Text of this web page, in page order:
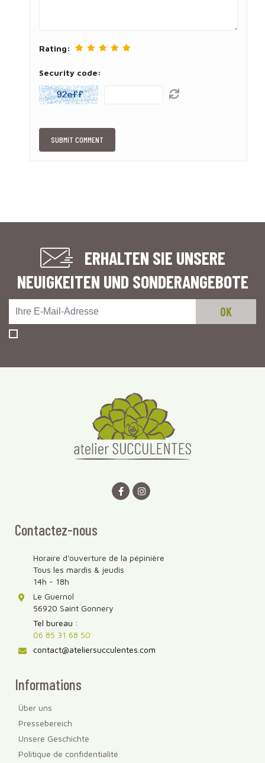
Rating:
Security code:
ERHALTEN SIE UNSERE
NEUIGKEITEN UND SONDERANGEBOTE
Informations
Über uns
Pressebereich
Unsere Geschichte
Politique de confidentialité
Contactez-nous
Horaire d'ouverture de la pépinière
Tous les mardis & jeudis
14h - 18h
Le Guernol
56920 Saint Gonnery
Tel bureau :
06 85 31 68 50
contact@ateliersucculentes.com